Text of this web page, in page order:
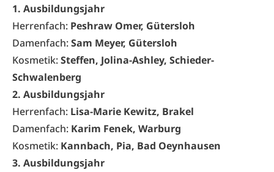
1. Ausbildungsjahr
Herrenfach: Peshraw Omer, Gütersloh
Damenfach:Sam Meyer, Gütersloh
Kosmetik:Steffen, Jolina-Ashley, Schieder-
Schwalenberg
2. Ausbildungsjahr
Herrenfach: Lisa-Marie Kewitz, Brakel
Damenfach: Karim Fenek, Warburg
Kosmetik: Kannbach, Pia, Bad Oeynhausen
3. Ausbildungsjahr